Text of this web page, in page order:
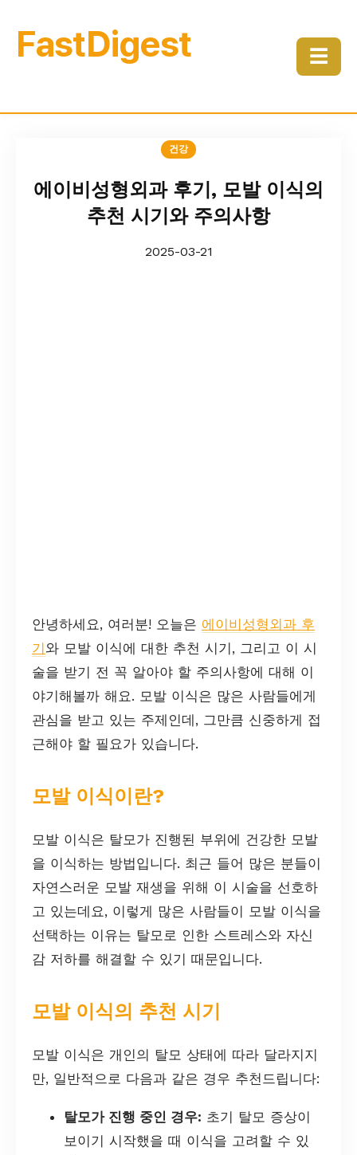
FastDigest ☰
건강
에이비성형외과 후기, 모발 이식의
추천 시기와 주의사항
2025-03-21
안녕하세요, 여러분! 오늘은 에이비성형외과 후
기 와 모발 이식에 대한 추천 시기, 그리고 이 시
술을 받기 전 꼭 알아야 할 주의사항에 대해 이
야기해볼까 해요. 모발 이식은 많은 사람들에게
관심을 받고 있는 주제인데, 그만큼 신중하게 접
근해야 할 필요가 있습니다.
모발 이식이란?
모발 이식은 탈모가 진행된 부위에 건강한 모발
을 이식하는 방법입니다. 최근 들어 많은 분들이
자연스러운 모발 재생을 위해 이 시술을 선호하
고 있는데요, 이렇게 많은 사람들이 모발 이식을
선택하는 이유는 탈모로 인한 스트레스와 자신
감 저하를 해결할 수 있기 때문입니다.
모발 이식의 추천 시기
모발 이식은 개인의 탈모 상태에 따라 달라지지
만, 일반적으로 다음과 같은 경우 추천드립니다:
탈모가 진행 중인 경우: 초기 탈모 증상이
보이기 시작했을 때 이식을 고려할 수 있